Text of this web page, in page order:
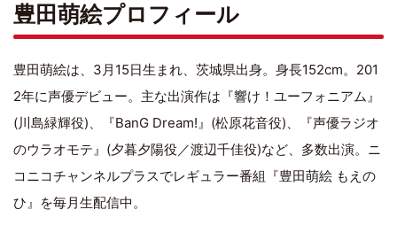
豊田萌絵プロフィール
豊田萌絵は、3月15日生まれ、茨城県出身。身長152cm。201
2年に声優デビュー。主な出演作は『響け！ユーフォニアム』
(川島緑輝役)、『BanG Dream!』(松原花音役)、『声優ラジオ
のウラオモテ』(夕暮夕陽役／渡辺千佳役)など、多数出演。ニ
コニコチャンネルプラスでレギュラー番組『豊田萌絵 もえの
ひ』を毎月生配信中。